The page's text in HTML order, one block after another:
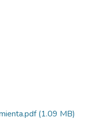
(1.09 MB)